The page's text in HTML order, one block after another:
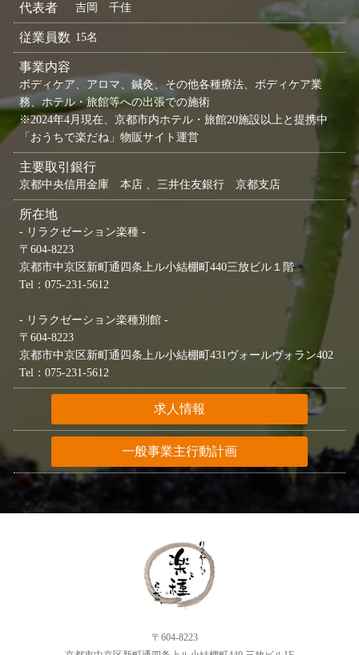
代表者 吉岡 千佳
従業員数 15名
事業内容
ボディケア、アロマ、鍼灸、その他各種療法、ボディケア業
務、ホテル・旅館等への出張での施術
※2024年4月現在、京都市内ホテル・旅館20施設以上と提携中
「おうちで楽だね」物販サイト運営
主要取引銀行
京都中央信用金庫 本店 、三井住友銀行 京都支店
所在地
- リラクゼーション楽種 -
〒604-8223
京都市中京区新町通四条上ル小結棚町440三放ビル１階
Tel：075-231-5612
- リラクゼーション楽種別館 -
〒604-8223
京都市中京区新町通四条上ル小結棚町431ヴォールヴォラン402
Tel：075-231-5612
求人情報
一般事業主行動計画
〒604-8223